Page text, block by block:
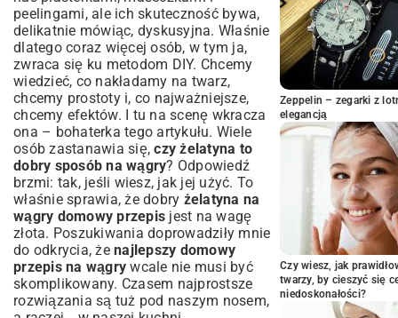
Zabiegu
Przygotowanie Skóry: Klucz do Sukcesu
Technika Nakładania i Zdejmowania
Maseczki Bez Podrażnień
Pielęgnacja Skóry po Usunięciu Maseczki
Czy Żelatyna Jest dla Każdego?
Potencjalne Przeciwwskazania i
Wskazówki
Typy Skóry, Które Najlepiej Reagują na
Żelatynę
Kiedy Należy Zachować Ostrożność?
Inne Domowe Sposoby na Zaskórniki:
Alternatywy i Uzupełnienia
Naturalne Maseczki Wspierające Walkę z
Wągrami
Codzienna Pielęgnacja Zapobiegająca
Powstawaniu Wągrów
peelingami, ale ich skuteczność bywa,
delikatnie mówiąc, dyskusyjna. Właśnie
dlatego coraz więcej osób, w tym ja,
zwraca się ku metodom DIY. Chcemy
wiedzieć, co nakładamy na twarz,
chcemy prostoty i, co najważniejsze,
chcemy efektów. I tu na scenę wkracza
ona – bohaterka tego artykułu. Wiele
osób zastanawia się,czy żelatyna to
dobry sposób na wągry? Odpowiedź
brzmi: tak, jeśli wiesz, jak jej użyć. To
właśnie sprawia, że dobry żelatyna na
wągry domowy przepis jest na wagę
złota. Poszukiwania doprowadziły mnie
do odkrycia, że najlepszy domowy
przepis na wągry wcale nie musi być
skomplikowany. Czasem najprostsze
rozwiązania są tuż pod naszym nosem,
Zeppelin – zegarki z
elegancją
Czy wiesz, jak
twarzy, by cieszyć się
niedoskonałości?